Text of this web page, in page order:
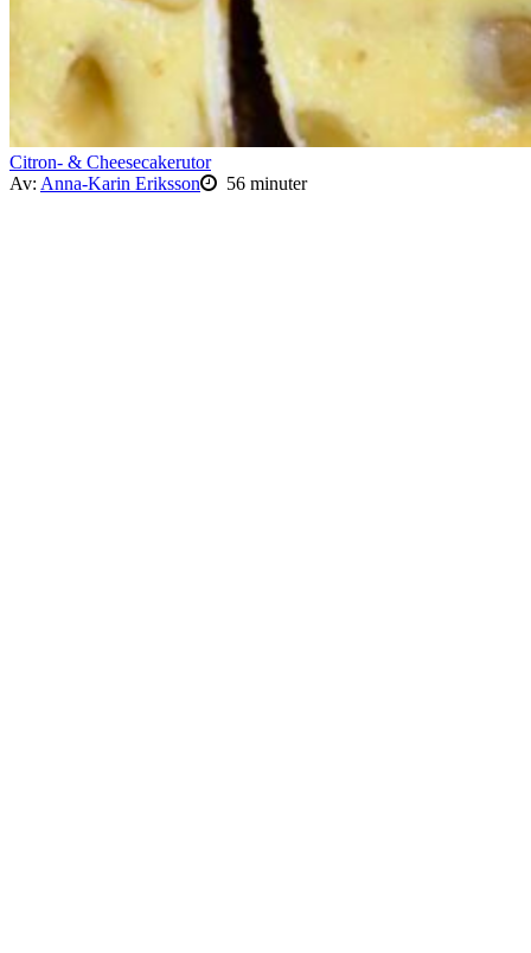
Citron- & Cheesecakerutor
Av: Anna-Karin Eriksson 56 minuter